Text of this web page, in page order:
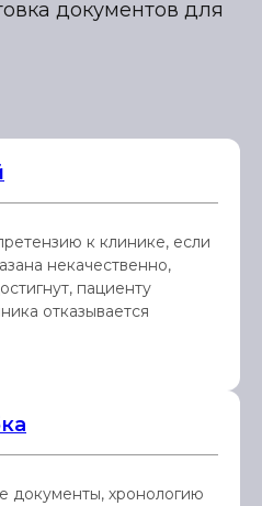
документов для
к клинике, если
некачественно,
пациенту
отказывается
документы, хронологию